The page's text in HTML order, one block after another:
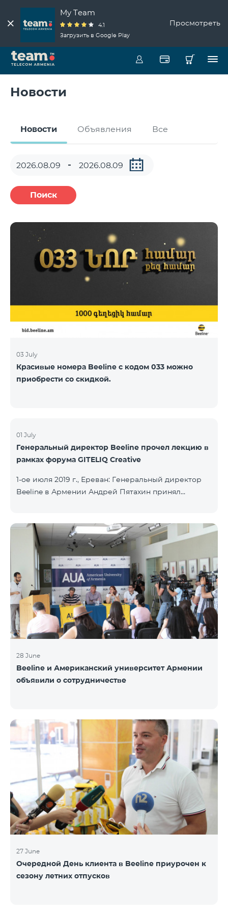
My Team
4.1
Загрузить в Google Play
Просмотреть
Новости
Новости Объявления Все
Поиск
03 July
Красивые номера Beeline с кодом 033 можно
приобрести со скидкой.
01 July
Генеральный директор Beeline прочел лекцию в
рамках форума GITELIQ Creative
1-ое июля 2019 г., Ереван: Генеральный директор
Beeline в Армении Андрей Пятахин принял
"Новые технологии - новые возможности". Третий
GITELIQ Creative форум проходил в головном
офисе AGBU Armenia. Форум является рядом
мероприятий в Армении в совершенно новом
формате. Он предоставляет возможность
приобрести знания об актуальных и интересных
темах и познакомиться с ведущими
специалистами разных сфер, с
28 June
Beeline и Американский университет Армении
объявили о сотрудничестве
27 June
Очередной День клиента в Beeline приурочен к
сезону летних отпусков